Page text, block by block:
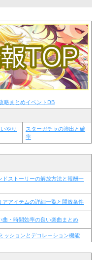
略まとめイベントDB
やり
スターガチャの演出と確
率
ドストーリーの解放方法と報酬一
アアイテムの詳細一覧と開放条件
曲・時間効率の良い楽曲まとめ
ッションとデコレーション機能